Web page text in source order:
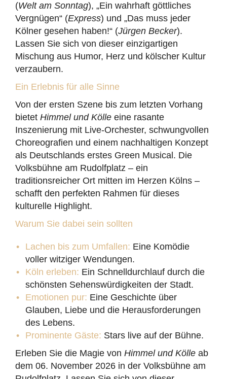
(Welt am Sonntag), „Ein wahrhaft göttliches
Vergnügen“ (Express) und „Das muss jeder
Kölner gesehen haben!“ (Jürgen Becker).
Lassen Sie sich von dieser einzigartigen
Mischung aus Humor, Herz und kölscher Kultur
verzaubern.
Ein Erlebnis für alle Sinne
Von der ersten Szene bis zum letzten Vorhang
bietet Himmel und Kölle eine rasante
Inszenierung mit Live-Orchester, schwungvollen
Choreografien und einem nachhaltigen Konzept
als Deutschlands erstes Green Musical. Die
Volksbühne am Rudolfplatz – ein
traditionsreicher Ort mitten im Herzen Kölns –
schafft den perfekten Rahmen für dieses
kulturelle Highlight.
Warum Sie dabei sein sollten
Lachen bis zum Umfallen: Eine Komödie
voller witziger Wendungen.
Köln erleben: Ein Schnelldurchlauf durch die
schönsten Sehenswürdigkeiten der Stadt.
Emotionen pur: Eine Geschichte über
Glauben, Liebe und die Herausforderungen
des Lebens.
Prominente Gäste: Stars live auf der Bühne.
Erleben Sie die Magie von Himmel und Kölle ab
dem 06. November 2026 in der Volksbühne am